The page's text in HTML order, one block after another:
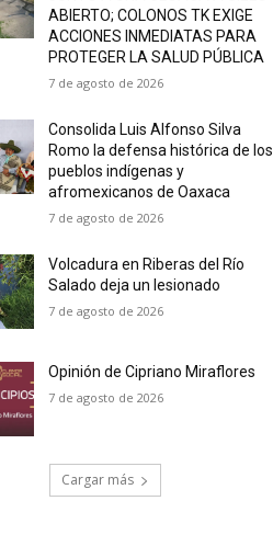
ABIERTO; COLONOS TK EXIGE
ACCIONES INMEDIATAS PARA
PROTEGER LA SALUD PÚBLICA
7 de agosto de 2026
Consolida Luis Alfonso Silva
Romo la defensa histórica de los
pueblos indígenas y
afromexicanos de Oaxaca
7 de agosto de 2026
Volcadura en Riberas del Río
Salado deja un lesionado
7 de agosto de 2026
Opinión de Cipriano Miraflores
7 de agosto de 2026
Cargar más